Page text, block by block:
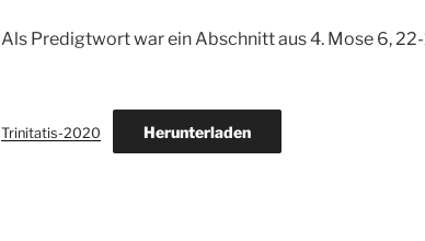
Als Predigtwort war ein Abschnitt aus 4. Mose 6,
Trinitatis-2020 Herunterladen